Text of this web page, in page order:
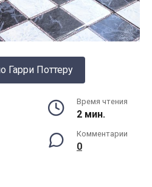
Гарри Поттеру
Время чтения
2 мин.
Комментарии
0